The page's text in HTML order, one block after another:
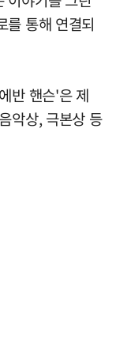
를 통해 연결되
반 핸슨'은 제
악상, 극본상 등